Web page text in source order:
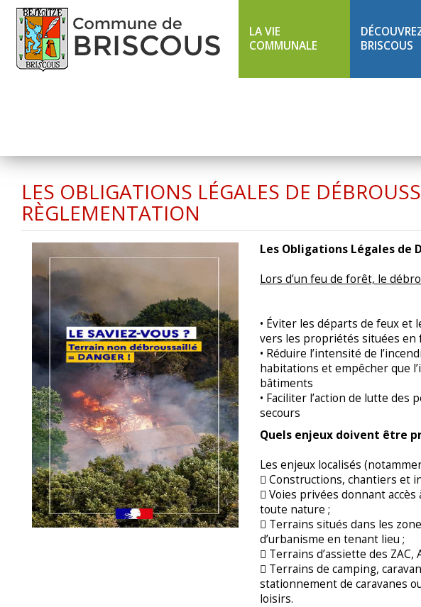
LA VIE
COMMUNALE
BRISCOUS
LES OBLIGATIONS LÉGALES DE
RÈGLEMENTATION
Les Obligations
Lors d’un feu de forêt, le
• Éviter les départs de feux et
vers les propriétés situées
• Réduire l’intensité de
habitations et empêcher que
bâtiments
• Faciliter l’action de lutte des
secours
Quels enjeux doivent être
Les enjeux localisés
 Constructions, chantiers et
 Voies privées donnant
toute nature ;
 Terrains situés dans les
d’urbanisme en tenant lieu ;
 Terrains d’assiette des ZAC,
 Terrains de camping,
stationnement de caravanes
loisirs.